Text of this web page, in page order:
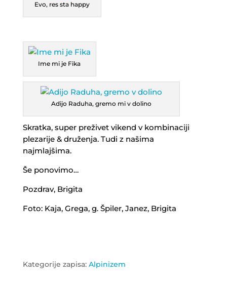
Evo, res sta happy
Ime mi je Fika
Adijo Raduha, gremo mi v dolino
Skratka, super preživet vikend v kombinaciji
plezarije & druženja. Tudi z našima
najmlajšima.
Še ponovimo…
Pozdrav, Brigita
Foto: Kaja, Grega, g. Špiler, Janez, Brigita
Kategorije zapisa: Alpinizem